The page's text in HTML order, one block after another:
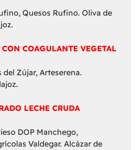
Quesos Rufino. Oliva de
COAGULANTE VEGETAL
del Zújar, Arteserena.
LECHE CRUDA
DOP Manchego,
Valdegar. Alcázar de